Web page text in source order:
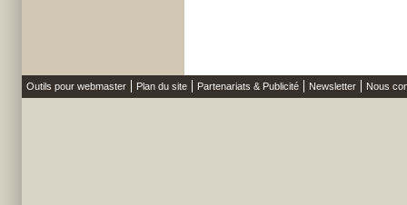
Outils pour webmaster Plan du site Partenariats & Publicité Newsletter Nous